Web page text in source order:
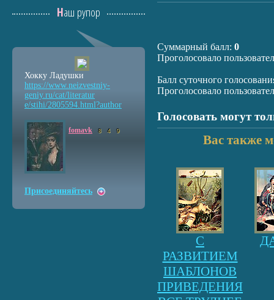
Суммарный балл: 0
Проголосовало
Балл суточного
Проголосовало
Голосовать могут
Вас также
С
РАЗВИТИЕМ
ШАБЛОНОВ
ПРИВЕДЕНИЯ
Наш рупор
Хокку Ладушки
https://www.neizvestniy-
geniy.ru/cat/literatur
e/stihi/2805594.html?author
fomavk 8 4 9
Присоединяйтесь